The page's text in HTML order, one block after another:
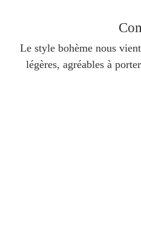
Le style bohème nous
légères, agréables à